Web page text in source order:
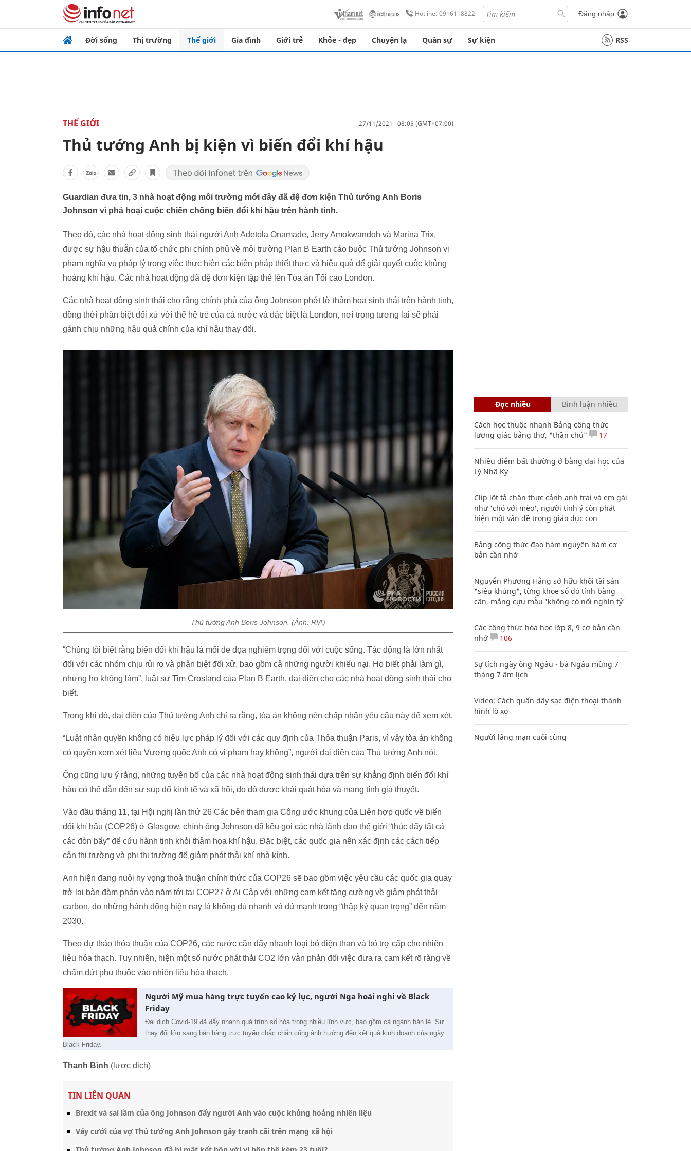
Hotline: 0916118822 Đăng nhập
Đời sống Thị trường Thế giới Gia đình Giới trẻ Khỏe - đẹp Chuyện lạ Quân sự Sự kiện RSS
THẾ GIỚI 27/11/2021 08:05 (GMT+07:00)
Thủ tướng Anh bị kiện vì biến đổi khí hậu
Guardian đưa tin, 3 nhà hoạt động môi trường mới đây đã đệ đơn kiện Thủ tướng Anh Boris
Johnson vì phá hoại cuộc chiến chống biến đổi khí hậu trên hành tinh.
Theo đó, các nhà hoạt động sinh thái người Anh Adetola Onamade, Jerry Amokwandoh và Marina Trix,
được sự hậu thuẫn của tổ chức phi chính phủ về môi trường Plan B Earth cáo buộc Thủ tướng Johnson vi
phạm nghĩa vụ pháp lý trong việc thực hiện các biện pháp thiết thực và hiệu quả để giải quyết cuộc khủng
hoảng khí hậu. Các nhà hoạt động đã đệ đơn kiện tập thể lên Tòa án Tối cao London.
Các nhà hoạt động sinh thái cho rằng chính phủ của ông Johnson phớt lờ thảm họa sinh thái trên hành tinh,
đồng thời phân biệt đối xử với thế hệ trẻ của cả nước và đặc biệt là London, nơi trong tương lai sẽ phải
gánh chịu những hậu quả chính của khí hậu thay đổi.
Thủ tướng Anh Boris Johnson. (Ảnh: RIA)
“Chúng tôi biết rằng biến đổi khí hậu là mối đe dọa nghiêm trọng đối với cuộc sống. Tác động là lớn nhất
đối với các nhóm chịu rủi ro và phân biệt đối xử, bao gồm cả những người khiếu nại. Họ biết phải làm gì,
nhưng họ không làm”, luật sư Tim Crosland của Plan B Earth, đại diện cho các nhà hoạt động sinh thái cho
biết.
Trong khi đó, đại diện của Thủ tướng Anh chỉ ra rằng, tòa án không nên chấp nhận yêu cầu này để xem xét.
“Luật nhân quyền không có hiệu lực pháp lý đối với các quy định của Thỏa thuận Paris, vì vậy tòa án không
có quyền xem xét liệu Vương quốc Anh có vi phạm hay không”, người đại diện của Thủ tướng Anh nói.
Ông cũng lưu ý rằng, những tuyên bố của các nhà hoạt động sinh thái dựa trên sự khẳng định biến đổi khí
hậu có thể dẫn đến sự sụp đổ kinh tế và xã hội, do đó được khái quát hóa và mang tính giả thuyết.
Vào đầu tháng 11, tại Hội nghị lần thứ 26 Các bên tham gia Công ước khung của Liên hợp quốc về biến
đổi khí hậu (COP26) ở Glasgow, chính ông Johnson đã kêu gọi các nhà lãnh đạo thế giới “thúc đẩy tất cả
các đòn bẩy” để cứu hành tinh khỏi thảm họa khí hậu. Đặc biệt, các quốc gia nên xác định các cách tiếp
cận thị trường và phi thị trường để giảm phát thải khí nhà kính.
Anh hiện đang nuôi hy vọng thoả thuận chính thức của COP26 sẽ bao gồm việc yêu cầu các quốc gia quay
trở lại bàn đàm phán vào năm tới tại COP27 ở Ai Cập với những cam kết tăng cường về giảm phát thải
carbon, do những hành động hiện nay là không đủ nhanh và đủ mạnh trong “thập kỷ quan trọng” đến năm
2030.
Theo dự thảo thỏa thuận của COP26, các nước cần đẩy nhanh loại bỏ điện than và bỏ trợ cấp cho nhiên
liệu hóa thạch. Tuy nhiên, hiện một số nước phát thải CO2 lớn vẫn phản đối việc đưa ra cam kết rõ ràng về
chấm dứt phụ thuộc vào nhiên liệu hóa thạch.
Người Mỹ mua hàng trực tuyến cao kỷ lục, người Nga hoài nghi về Black
Friday
Đại dịch Covid-19 đã đẩy nhanh quá trình số hóa trong nhiều lĩnh vực, bao gồm cả ngành bán lẻ. Sự
thay đổi lớn sang bán hàng trực tuyến chắc chắn cũng ảnh hưởng đến kết quả kinh doanh của ngày
Black Friday.
Thanh Bình (lược dịch)
TIN LIÊN QUAN
Brexit và sai lầm của ông Johnson đẩy người Anh vào cuộc khủng hoảng nhiên liệu
Váy cưới của vợ Thủ tướng Anh Johnson gây tranh cãi trên mạng xã hội
Đọc nhiều Bình luận nhiều
Cách học thuộc nhanh Bảng công thức
lượng giác bằng thơ, "thần chú"
17
Nhiều điểm bất thường ở bằng đại học của
Lý Nhã Kỳ
Clip lột tả chân thực cảnh anh trai và em gái
như 'chó với mèo', người tinh ý còn phát
hiện một vấn đề trong giáo dục con
Bảng công thức đạo hàm nguyên hàm cơ
bản cần nhớ
Nguyễn Phương Hằng sở hữu khối tài sản
"siêu khủng", từng khoe sổ đỏ tính bằng
cân, mắng cựu mẫu 'không có nổi nghìn tỷ'
Các công thức hóa học lớp 8, 9 cơ bản cần
nhớ
106
Sự tích ngày ông Ngâu - bà Ngâu mùng 7
tháng 7 âm lịch
Video: Cách quấn dây sạc điện thoại thành
hình lò xo
Người lãng mạn cuối cùng